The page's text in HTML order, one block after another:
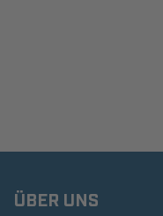
ÜBER UNS